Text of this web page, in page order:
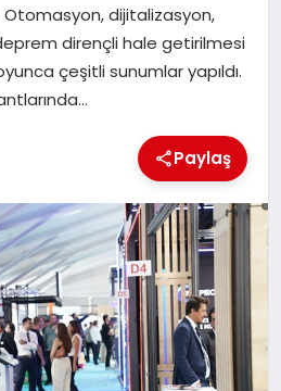
Otomasyon, dijitalizasyon,
dirençli hale getirilmesi
çeşitli sunumlar yapıldı.
Paylaş